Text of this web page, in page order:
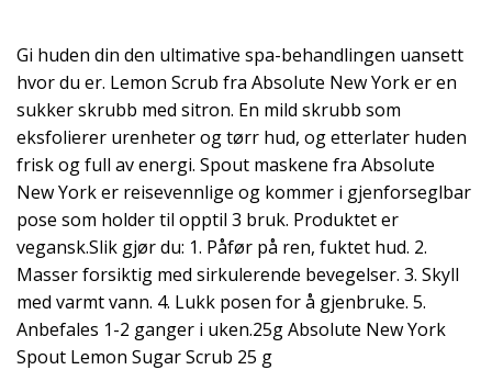
Gi huden din den ultimative spa-behandlingen uansett
hvor du er. Lemon Scrub fra Absolute New York er en
sukker skrubb med sitron. En mild skrubb som
eksfolierer urenheter og tørr hud, og etterlater huden
frisk og full av energi. Spout maskene fra Absolute
New York er reisevennlige og kommer i gjenforseglbar
pose som holder til opptil 3 bruk. Produktet er
vegansk.Slik gjør du: 1. Påfør på ren, fuktet hud. 2.
Masser forsiktig med sirkulerende bevegelser. 3. Skyll
med varmt vann. 4. Lukk posen for å gjenbruke. 5.
Anbefales 1-2 ganger i uken.25g Absolute New York
Spout Lemon Sugar Scrub 25 g